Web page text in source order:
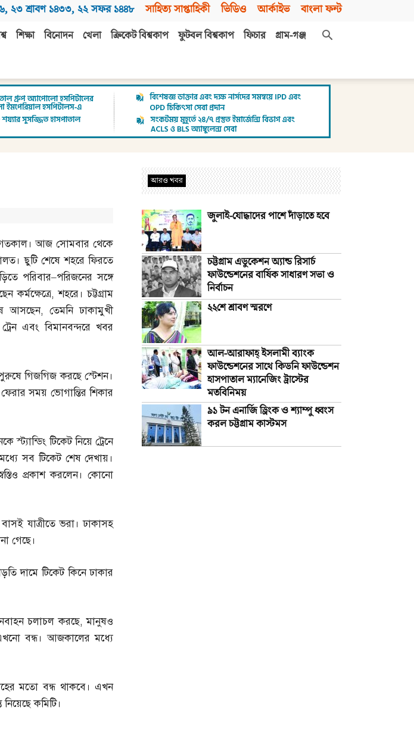
, ২৩ শ্রাবণ ১৪৩৩, ২২ সফর ১৪৪৮ সাহিত্য সাপ্তাহিকী ভিডিও আর্কাইভ বাংলা ফন্ট
শিক্ষা বিনোদন খেলা ক্রিকেট বিশ্বকাপ ফুটবল বিশ্বকাপ ফিচার
গ্রাম-গঞ্জ
গতকাল। আজ সোমবার থেকে
ছুটি শেষে শহরে ফিরতে
পরিবার–পরিজনের সঙ্গে
কর্মক্ষেত্রে,শহরে। চট্টগ্রাম
আসছেন,তেমনি ঢাকামুখী
ট্রেন এবং বিমানবন্দরে খবর
গিজগিজ করছে স্টেশন।
সময় ভোগান্তির শিকার
স্ট্যান্ডিং টিকেট নিয়ে ট্রেনে
সব টিকেট শেষ দেখায়।
প্রকাশ করলেন। কোনো
যাত্রীতে ভরা। ঢাকাসহ
গেছে।
দামে টিকেট কিনে ঢাকার
চলাচল করছে,মানুষও
বন্ধ। আজকালের মধ্যে
মতো বন্ধ থাকবে। এখন
কমিটি।
আরও খবর
জুলাই-যোদ্ধাদের পাশে দাঁড়াতে হবে
চট্টগ্রাম এডুকেশন অ্যান্ড রিসার্চ
ফাউন্ডেশনের বার্ষিক সাধারণ সভা ও
নির্বাচন
২২শে শ্রাবণ স্মরণে
আল-আরাফাহ্‌ ইসলামী ব্যাংক
ফাউন্ডেশনের সাথে কিডনি ফাউন্ডেশন
হাসপাতাল ম্যানেজিং ট্রাস্টের
মতবিনিময়
৯১ টন এনার্জি ড্রিংক ও শ্যাম্পু ধ্বংস
করল চট্টগ্রাম কাস্টমস